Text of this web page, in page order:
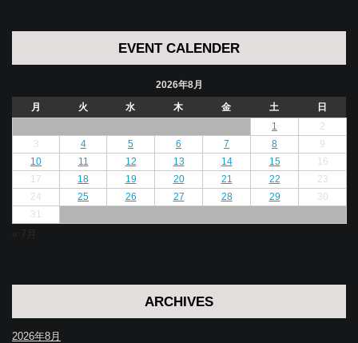
EVENT CALENDER
2026年8月
月
火 水 木 金 土
日
1
2
3
4 5 6 7 8
9
10
11 12 13 14 15
16
17
18 19 20 21 22
23
24
25 26 27 28 29
30
31
« 7月
ARCHIVES
2026年8月